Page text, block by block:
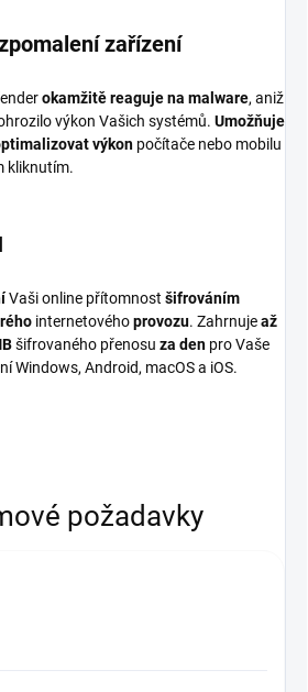
zařízení
okamžitě reaguje na malware, aniž
výkon Vašich systémů. Umožňuje
výkon počítače nebo mobilu
kliknutím.
Vaši online přítomnost šifrováním
internetovéhoprovozu. Zahrnujeaž
šifrovaného přenosu za den pro Vaše
Windows, Android, macOS a iOS.
požadavky